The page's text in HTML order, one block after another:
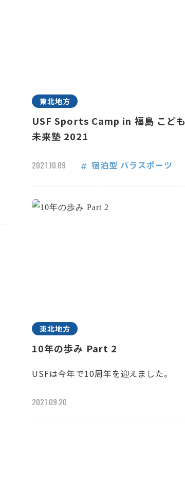
東北地方
USF Sports Camp in 福島 こども
未来塾 2021
2021.10.09 宿泊型 パラスポーツ
東北地方
10年の歩み Part 2
USFは今年で10周年を迎えました。
2021.09.20